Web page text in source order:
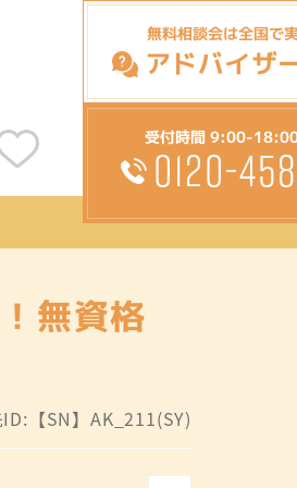
無料相談会は全国で
アドバイザ
受付時間 9:00-
0120-
無資格
【SN】AK_211(SY)